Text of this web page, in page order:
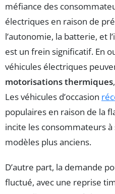
méfiance des
électriques en raison de
l’autonomie, la batterie, et
est un frein significatif. En
véhicules électriques
motorisations thermiques
Les véhicules d’occasion
populaires en raison de la
incite les consommateurs à
modèles plus anciens.
D’autre part, la demande
fluctué, avec une reprise